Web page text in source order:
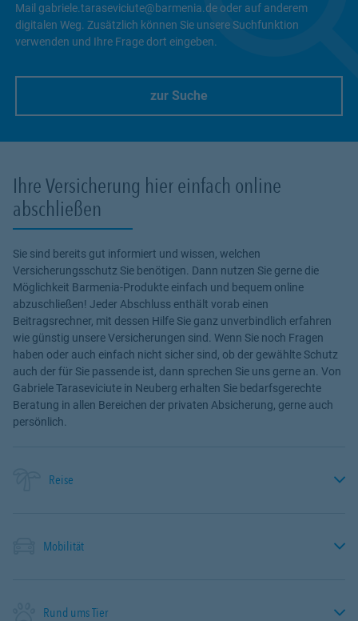
Mail gabriele.taraseviciute@barmenia.de oder auf anderem
digitalen Weg. Zusätzlich können Sie unsere Suchfunktion
verwenden und Ihre Frage dort eingeben.
zur Suche
Ihre Versicherung hier einfach online
abschließen
Sie sind bereits gut informiert und wissen, welchen
Versicherungsschutz Sie benötigen. Dann nutzen Sie gerne die
Möglichkeit Barmenia-Produkte einfach und bequem online
abzuschließen! Jeder Abschluss enthält vorab einen
Beitragsrechner, mit dessen Hilfe Sie ganz unverbindlich erfahren
wie günstig unsere Versicherungen sind. Wenn Sie noch Fragen
haben oder auch einfach nicht sicher sind, ob der gewählte Schutz
auch der für Sie passende ist, dann sprechen Sie uns gerne an. Von
Gabriele Taraseviciute in Neuberg erhalten Sie bedarfsgerechte
Beratung in allen Bereichen der privaten Absicherung, gerne auch
persönlich.
Reise
Mobilität
Rund ums Tier